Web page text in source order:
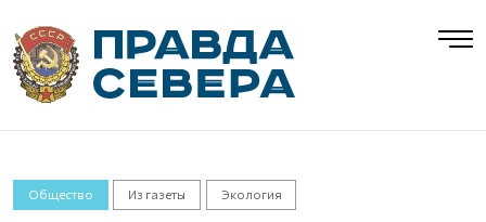
Общество Из газеты Экология